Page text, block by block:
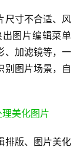
尺寸不合适、风
图片编辑菜单
、加滤镜等，一
别图片场景，自
排版、图片美化